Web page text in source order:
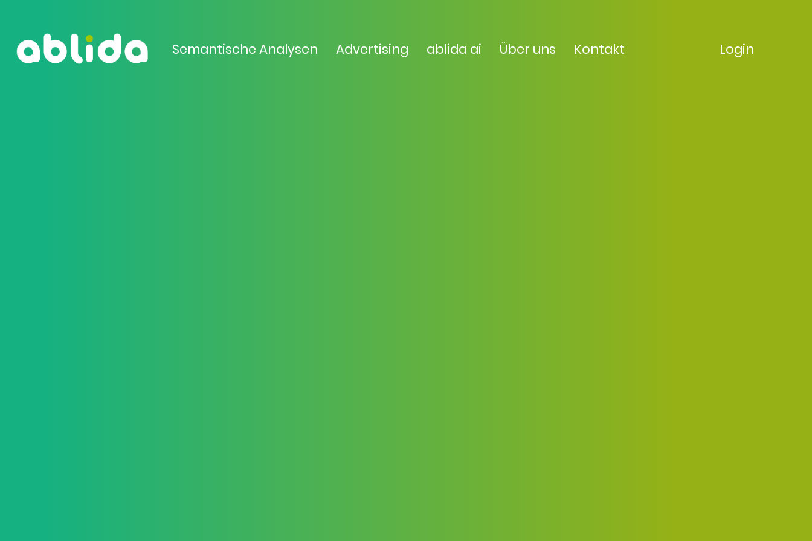
Semantische Analysen Advertising ablida ai Über uns Kontakt Login